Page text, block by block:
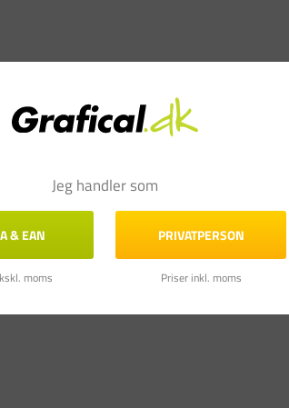
Jeg handler som
& EAN
moms
PRIVATPERSON
Priser inkl. moms